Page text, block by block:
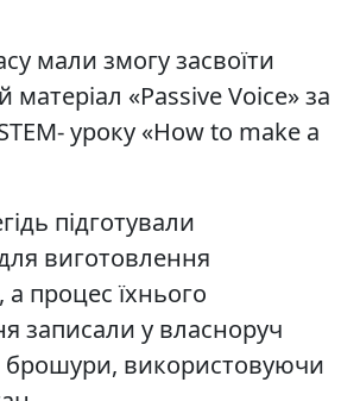
мали змогу засвоїти
«Passive Voice» за
уроку «How to make a
підготували
виготовлення
а процес їхнього
записали у власноруч
брошури, використовуючи